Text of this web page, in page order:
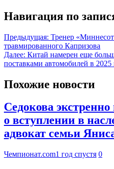
Навигация по
Предыдущая: Тренер
травмированного Капризова
Далее: Китай намерен еще
поставками автомобилей в 2025
Похожие новости
Седокова экстренно
о вступлении в
адвокат семьи
Чемпионат.com1 год спустя 0